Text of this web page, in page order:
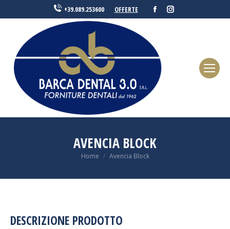
+39.089.253600 OFFERTE Facebook
AVENCIA BLOCK
You are here:
Home Avencia Block
DESCRIZIONE PRODOTTO